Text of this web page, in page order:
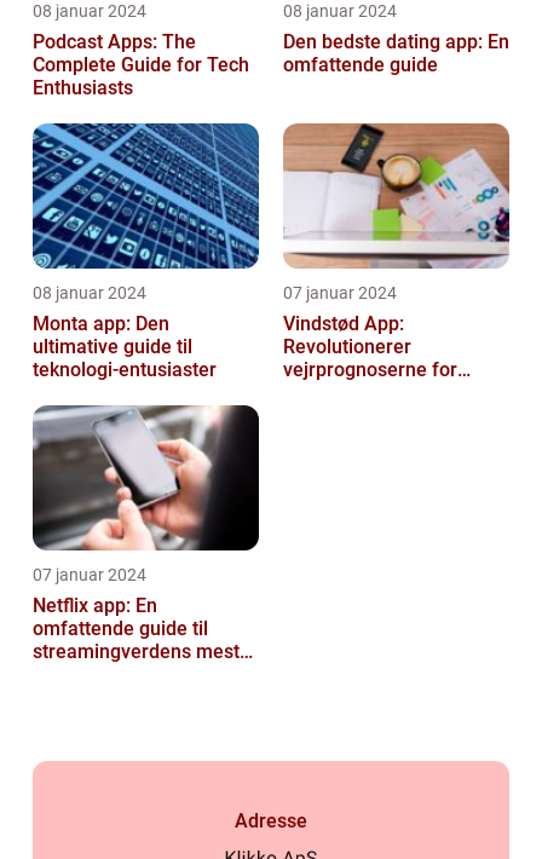
08 januar 2024
Podcast Apps: The
Complete Guide for Tech
Enthusiasts
08 januar 2024
Den bedste dating app: En
omfattende guide
08 januar 2024
Monta app: Den
ultimative guide til
teknologi-entusiaster
07 januar 2024
Vindstød App:
Revolutionerer
vejrprognoserne for
07 januar 2024
Netflix app: En
omfattende guide til
streamingverdens mest
Adresse